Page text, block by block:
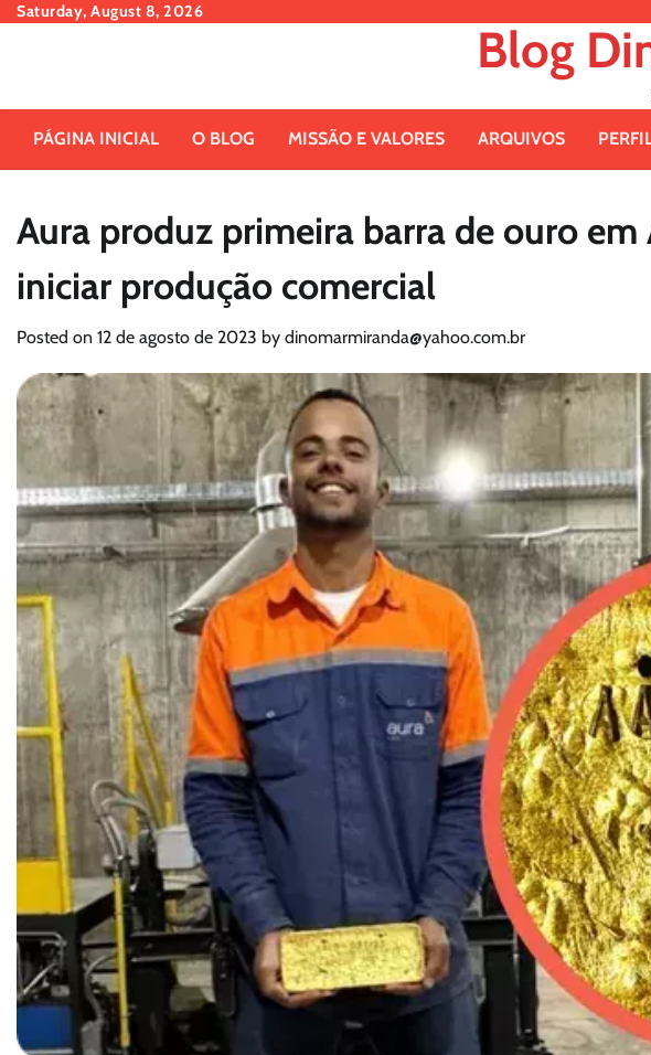
SkipSaturday, August 8, 2026
Blog
PÁGINA INICIAL O BLOG MISSÃO E VALORES ARQUIVOS
Aura produz primeira barra de ouro em
iniciar produção comercial
Posted on 12 de agosto de 2023 by dinomarmiranda@yahoo.com.br